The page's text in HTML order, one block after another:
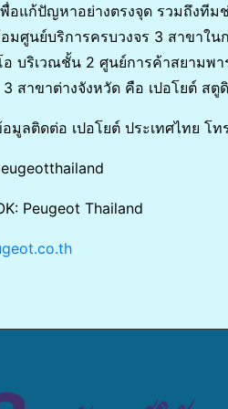
พื่อแก้ปัญหาอย่างตรงจุด รวมถึงที
มศูนย์บริการครบวงจร 3 สาขาใน
บริเวณชั้น 2 ศูนย์การค้าสยามพ
3 สาขาต่างจังหวัด คือ เปอโยต์ ส
มูลติดต่อ เปอโยต์ ประเทศไทย โ
Peugeot Thailand